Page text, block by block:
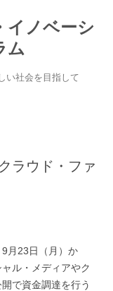
イノベーシ
ム
い社会を目指して
ラウド・ファ
月23日（月）か
ル・メディアやク
で資金調達を行う